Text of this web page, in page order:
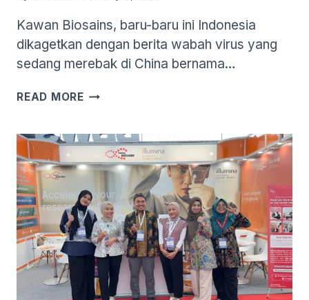
Kawan Biosains, baru-baru ini Indonesia
dikagetkan dengan berita wabah virus yang
sedang merebak di China bernama…
READ MOREWASPADA
YANG
SEDANG
MEREBAK
CHINA
TELAH
DITEMUKAN
DI
INDONESIA!